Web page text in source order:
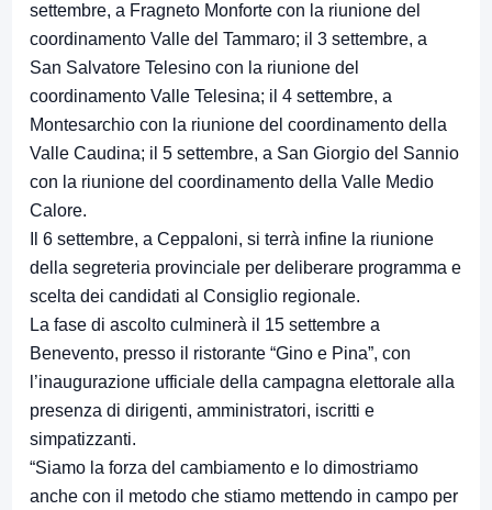
settembre, a Fragneto Monforte con la riunione del
coordinamento Valle del Tammaro; il 3 settembre, a
San Salvatore Telesino con la riunione del
coordinamento Valle Telesina; il 4 settembre, a
Montesarchio con la riunione del coordinamento della
Valle Caudina; il 5 settembre, a San Giorgio del Sannio
con la riunione del coordinamento della Valle Medio
Calore.
Il 6 settembre, a Ceppaloni, si terrà infine la riunione
della segreteria provinciale per deliberare programma e
scelta dei candidati al Consiglio regionale.
La fase di ascolto culminerà il 15 settembre a
Benevento, presso il ristorante “Gino e Pina”, con
l’inaugurazione ufficiale della campagna elettorale alla
presenza di dirigenti, amministratori, iscritti e
simpatizzanti.
“Siamo la forza del cambiamento e lo dimostriamo
anche con il metodo che stiamo mettendo in campo per